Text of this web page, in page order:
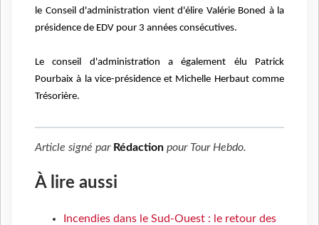
le Conseil d'administration vient d'élire Valérie Boned à la
présidence de EDV pour 3 années consécutives.
Le conseil d'administration a également élu Patrick
Pourbaix à la vice-présidence et Michelle Herbaut comme
Trésorière.
Article signé par Rédaction pour Tour Hebdo.
À lire aussi
Incendies dans le Sud-Ouest : le retour des